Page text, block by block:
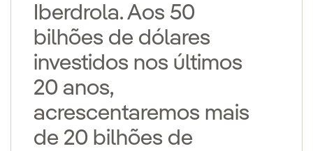
Iberdrola. Aos 50
bilhões de dólares
investidos nos últimos
20 anos,
acrescentaremos mais
de 20 bilhões de